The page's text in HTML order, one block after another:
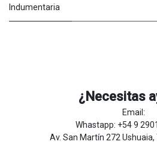
Indumentaria
¿Necesitas
Email:
Whastapp: +54 9
Av. San Martín 272